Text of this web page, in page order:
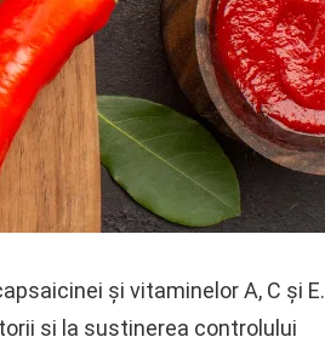
și vitaminelor A, C și E.
și la susținerea controlului